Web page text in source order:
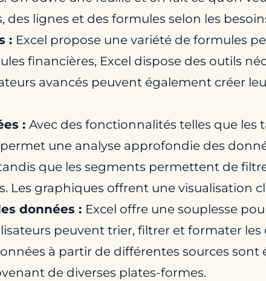
lignes et des formules selon les
: Excel propose une variété de formules
financières, Excel dispose des outils
avancés peuvent également créer
: Avec des fonctionnalités telles que les
une analyse approfondie des
que les segments permettent de
Les graphiques offrent une visualisation
données : Excel offre une souplesse
peuvent trier, filtrer et formater les
à partir de différentes sources sont
de diverses plates-formes.